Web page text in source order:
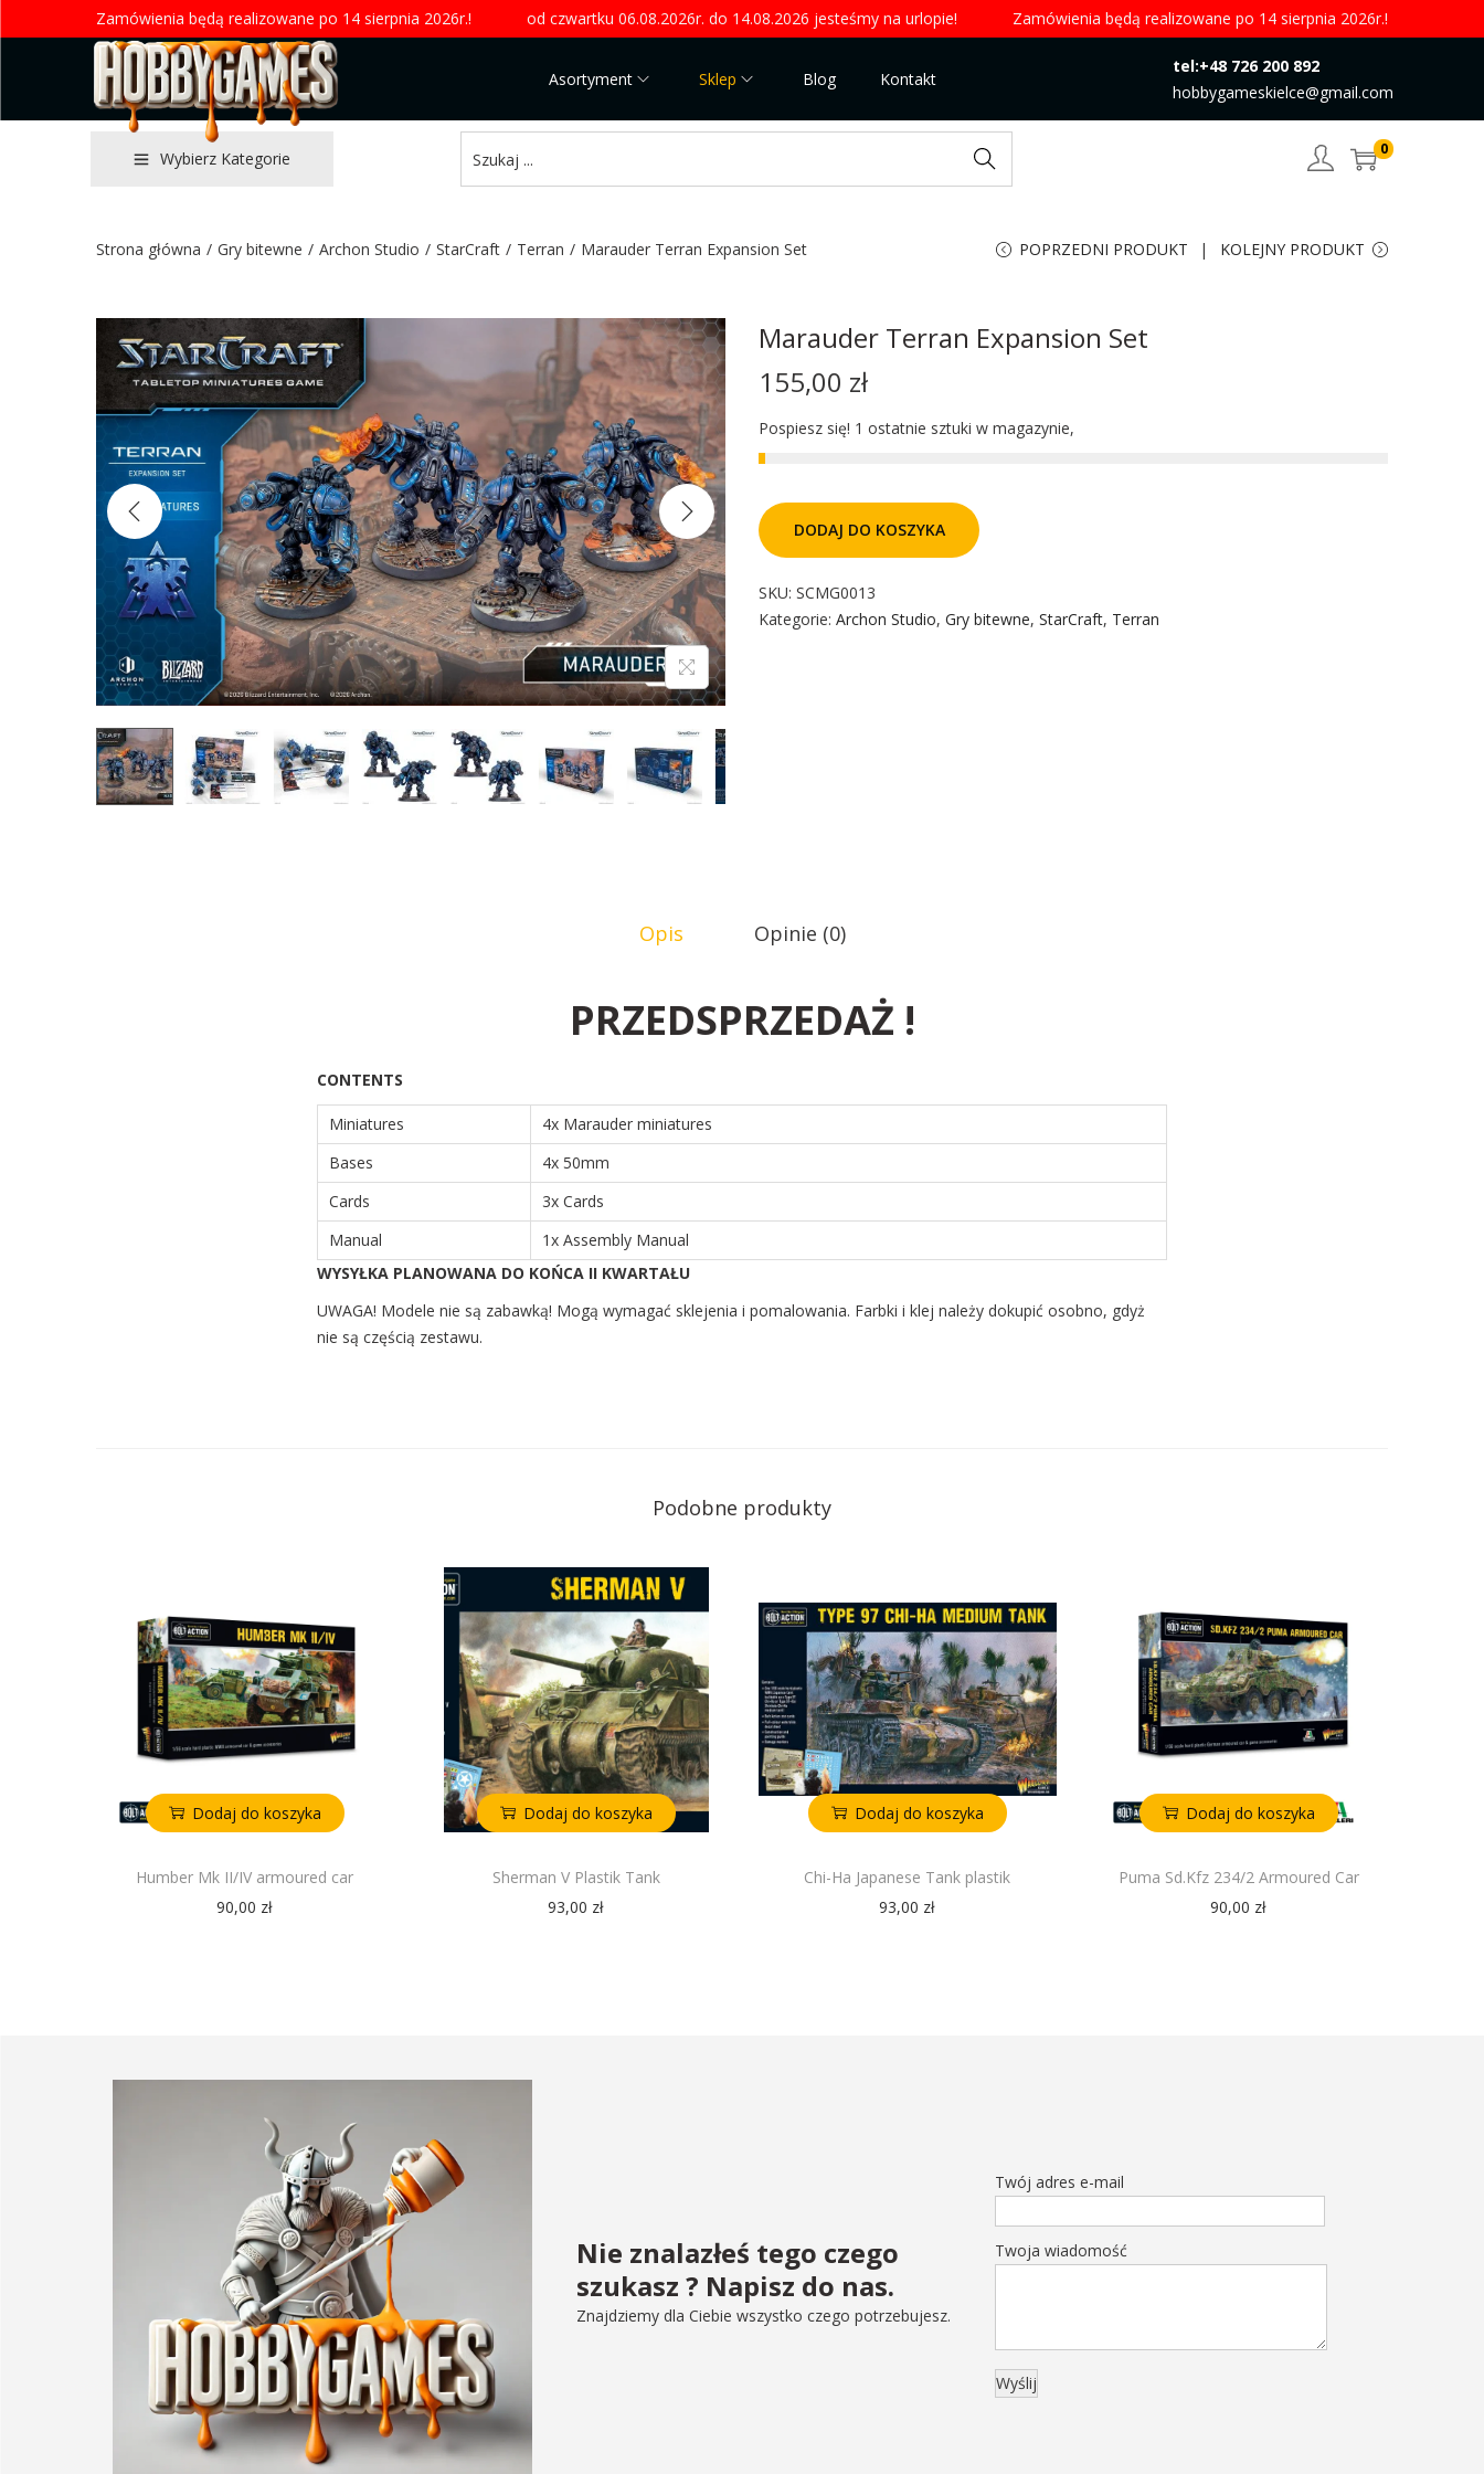
Zamówienia będą realizowane po 14 sierpnia 2026r.! od czwartku 06.08.2026r. do 14.08.2026 jesteśmy na urlopie! Zamówienia będą realizowane po 14 sierpnia 2026r.!
Asortyment Sklep Blog Kontakt
tel:+48 726 200 892
hobbygameskielce@gmail.com
Wybierz Kategorie Search 0
Strona główna / Gry bitewne / Archon Studio / StarCraft / Terran / Marauder Terran Expansion Set POPRZEDNI PRODUKT KOLEJNY PRODUKT
Marauder Terran Expansion Set
155,00 zł
Pospiesz się! 1 ostatnie sztuki w magazynie,
DODAJ DO KOSZYKA
SKU: SCMG0013
Kategorie: Archon Studio, Gry bitewne, StarCraft, Terran
Opis Opinie (0)
PRZEDSPRZEDAŻ !
CONTENTS
Miniatures
4x Marauder miniatures
Bases
4x 50mm
Cards
3x Cards
Manual
1x Assembly Manual
WYSYŁKA PLANOWANA DO KOŃCA II KWARTAŁU
UWAGA! Modele nie są zabawką! Mogą wymagać sklejenia i pomalowania. Farbki i klej należy dokupić osobno, gdyż
nie są częścią zestawu.
Podobne produkty
Dodaj do koszyka
Humber Mk II/IV armoured car
90,00 zł
Dodaj do koszyka
Sherman V Plastik Tank
93,00 zł
Dodaj do koszyka
Chi-Ha Japanese Tank plastik
93,00 zł
Dodaj do koszyka
Puma Sd.Kfz 234/2 Armoured Car
90,00 zł
Nie znalazłeś tego czego
szukasz ? Napisz do nas.
Znajdziemy dla Ciebie wszystko czego potrzebujesz.
Twój adres e-mail
Twoja wiadomość